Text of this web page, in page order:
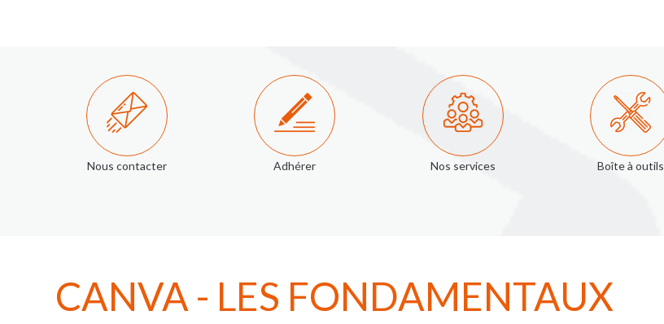
Nous contacter Adhérer Nos services Boîte à outils
CANVA - LES FONDAMENTAUX